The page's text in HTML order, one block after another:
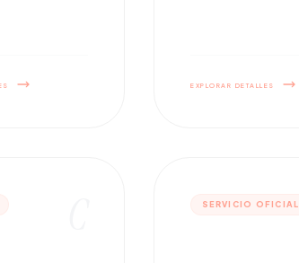
explorar detalles
SERVICIO OFICIAL